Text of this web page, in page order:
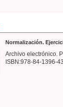
Normalización.
Archivo electrónico.
ISBN:978-84-1396-